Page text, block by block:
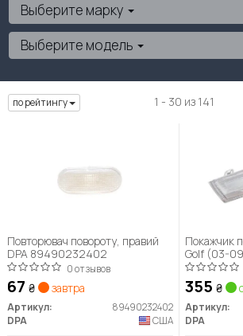
Выберите марку
Выберите модель
по рейтингу 1 - 30 из 141
Повторювач повороту, правий
DPA 89490232402
0 отзывов
67 ₴ завтра
Артикул:
89490232402
DPA
США
Покажчик
Golf (03-
Pasat (00-
355 ₴
Артикул:
DPA